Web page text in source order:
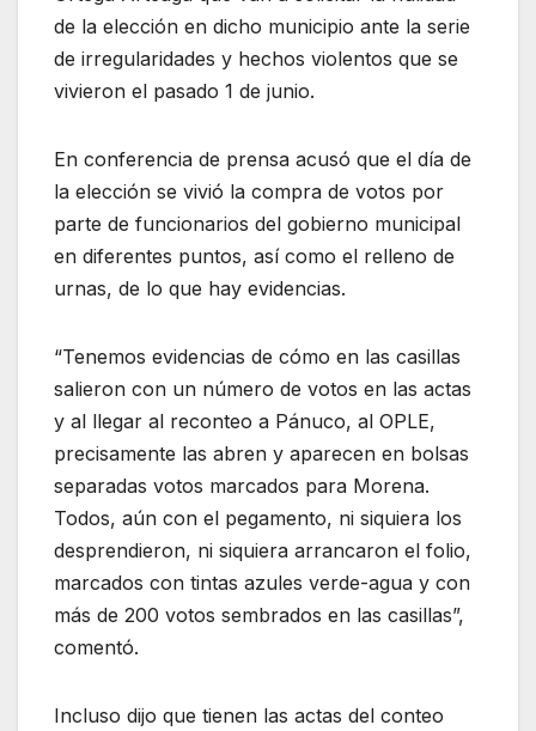
de la elección en dicho municipio ante la serie
de irregularidades y hechos violentos que se
vivieron el pasado 1 de junio.
En conferencia de prensa acusó que el día de
la elección se vivió la compra de votos por
parte de funcionarios del gobierno municipal
en diferentes puntos, así como el relleno de
urnas, de lo que hay evidencias.
“Tenemos evidencias de cómo en las casillas
salieron con un número de votos en las actas
y al llegar al reconteo a Pánuco, al OPLE,
precisamente las abren y aparecen en bolsas
separadas votos marcados para Morena.
Todos, aún con el pegamento, ni siquiera los
desprendieron, ni siquiera arrancaron el folio,
marcados con tintas azules verde-agua y con
más de 200 votos sembrados en las casillas”,
comentó.
Incluso dijo que tienen las actas del conteo